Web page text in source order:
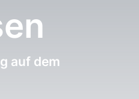
auf dem